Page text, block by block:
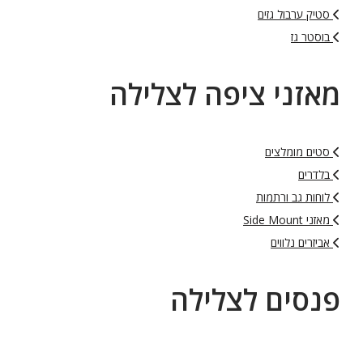
סטיק ערבול גזים
בוסטר גז
מאזני ציפה לצלילה
סטים מומלצים
בלדרים
לוחות גב ורתמות
מאזני Side Mount
אביזרים נלווים
פנסים לצלילה